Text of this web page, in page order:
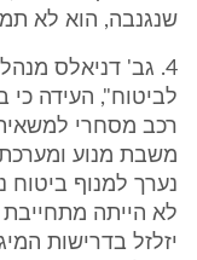
שנגנבה, הוא לא
4. גב' דניאלס
רכב מסחרי
נערך למנוף
לא הייתה
יזלזל בדרישות